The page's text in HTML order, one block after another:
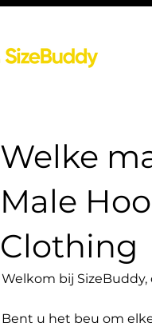
Welke
Male
Clothing
Welkom bij
Bent u het beu om